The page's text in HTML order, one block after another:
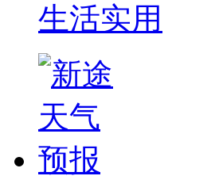
生活实用